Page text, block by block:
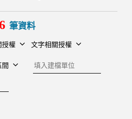
筆資料
授權 文字相關授權
間
建檔單位